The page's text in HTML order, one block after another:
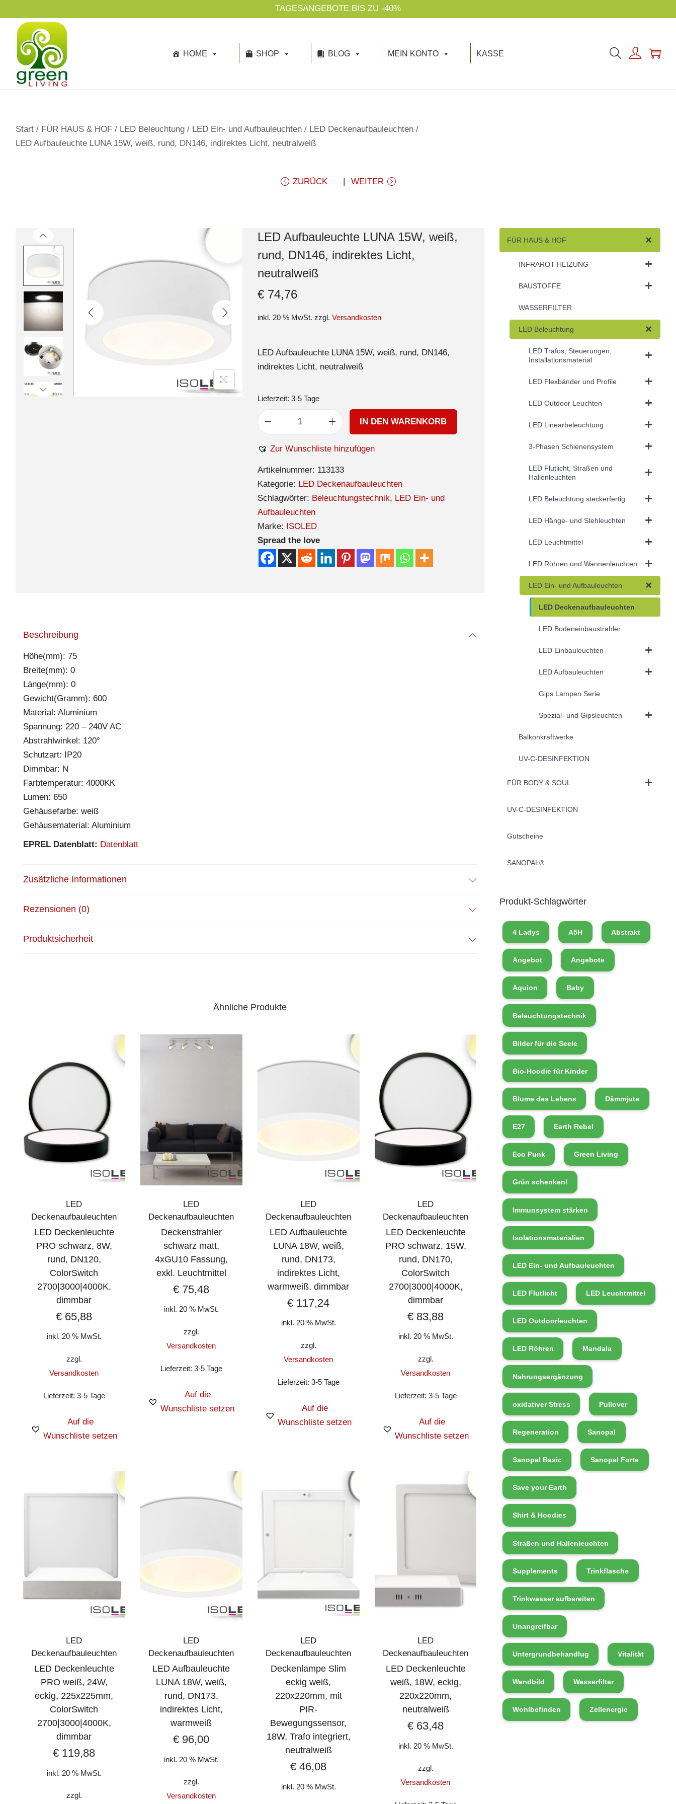
p
TAGESANGEBOTE BIS ZU -40%
HOME SHOP BLOG MEIN KONTO KASSE
Start / FÜR HAUS & HOF / LED Beleuchtung / LED Ein- und Aufbauleuchten / LED Deckenaufbauleuchten /
LED Aufbauleuchte LUNA 15W, weiß, rund, DN146, indirektes Licht, neutralweiß
ZURÜCK WEITER
LED Aufbauleuchte LUNA 15W, weiß,
rund, DN146, indirektes Licht,
neutralweiß
€74,76
inkl. 20 % MwSt. zzgl. Versandkosten
LED Aufbauleuchte LUNA 15W, weiß, rund, DN146,
indirektes Licht, neutralweiß
Lieferzeit: 3-5 Tage
IN DEN WARENKORB
Zur Wunschliste hinzufügen
Artikelnummer: 113133
Kategorie: LED Deckenaufbauleuchten
Schlagwörter: Beleuchtungstechnik, LED Ein- und
Aufbauleuchten
Marke: ISOLED
Spread the love
Beschreibung
Höhe(mm): 75
Breite(mm): 0
Länge(mm): 0
Gewicht(Gramm): 600
Material: Aluminium
Spannung: 220 – 240V AC
Abstrahlwinkel: 120°
Schutzart: IP20
Dimmbar: N
Farbtemperatur: 4000KK
Lumen: 650
Gehäusefarbe: weiß
Gehäusematerial: Aluminium
EPREL Datenblatt: Datenblatt
Zusätzliche Informationen
Rezensionen (0)
Produktsicherheit
Ähnliche Produkte
LED
Deckenaufbauleuchten
LED Deckenleuchte
PRO schwarz, 8W,
rund, DN120,
ColorSwitch
2700|3000|4000K,
dimmbar
€ 65,88
inkl. 20 % MwSt.
zzgl.
Versandkosten
Lieferzeit: 3-5 Tage
Auf die
Wunschliste setzen
LED
Deckenaufbauleuchten
Deckenstrahler
schwarz matt,
4xGU10 Fassung,
exkl. Leuchtmittel
€ 75,48
inkl. 20 % MwSt.
zzgl.
Versandkosten
Lieferzeit: 3-5 Tage
Auf die
Wunschliste setzen
LED
Deckenaufbauleuchten
LED Aufbauleuchte
LUNA 18W, weiß,
rund, DN173,
indirektes Licht,
warmweiß, dimmbar
€ 117,24
inkl. 20 % MwSt.
zzgl.
Versandkosten
Lieferzeit: 3-5 Tage
Auf die
Wunschliste setzen
LED
Deckenaufbauleuchten
LED Deckenleuchte
PRO schwarz, 15W,
rund, DN170,
ColorSwitch
2700|3000|4000K,
dimmbar
€ 83,88
inkl. 20 % MwSt.
zzgl.
Versandkosten
Lieferzeit: 3-5 Tage
Auf die
Wunschliste setzen
LED
Deckenaufbauleuchten
LED Deckenleuchte
PRO weiß, 24W,
eckig, 225x225mm,
ColorSwitch
2700|3000|4000K,
dimmbar
€ 119,88
inkl. 20 % MwSt.
zzgl.
LED
Deckenaufbauleuchten
LED Aufbauleuchte
LUNA 18W, weiß,
rund, DN173,
indirektes Licht,
warmweiß
€ 96,00
inkl. 20 % MwSt.
zzgl.
Versandkosten
LED
Deckenaufbauleuchten
Deckenlampe Slim
eckig weiß,
220x220mm, mit
PIR-
Bewegungssensor,
18W, Trafo integriert,
neutralweiß
€ 46,08
inkl. 20 % MwSt.
LED
Deckenaufbauleuchten
LED Deckenleuchte
weiß, 18W, eckig,
220x220mm,
neutralweiß
€ 63,48
inkl. 20 % MwSt.
zzgl.
Versandkosten
FÜR HAUS & HOF
INFRAROT-HEIZUNG
BAUSTOFFE
WASSERFILTER
LED Beleuchtung
LED Trafos, Steuerungen,
Installationsmaterial
LED Flexbänder und Profile
LED Outdoor Leuchten
LED Linearbeleuchtung
3-Phasen Schienensystem
LED Flutlicht, Straßen und
Hallenleuchten
LED Beleuchtung steckerfertig
LED Hänge- und Stehleuchten
LED Leuchtmittel
LED Röhren und Wannenleuchten
LED Ein- und Aufbauleuchten
LED Deckenaufbauleuchten
LED Bodeneinbaustrahler
LED Einbauleuchten
LED Aufbauleuchten
Gips Lampen Serie
Spezial- und Gipsleuchten
Balkonkraftwerke
UV-C-DESINFEKTION
FÜR BODY & SOUL
UV-C-DESINFEKTION
Gutscheine
SANOPAL®
Produkt-Schlagwörter
4 Ladys A5H Abstrakt
Angebot Angebote
Aquion Baby
Beleuchtungstechnik
Bilder für die Seele
Bio-Hoodie für Kinder
Blume des Lebens Dämmjute
E27 Earth Rebel
Eco Punk Green Living
Grün schenken!
Immunsystem stärken
Isolationsmaterialien
LED Ein- und Aufbauleuchten
LED Flutlicht LED Leuchtmittel
LED Outdoorleuchten
LED Röhren Mandala
Nahrungsergänzung
oxidativer Stress Pullover
Regeneration Sanopal
Sanopal Basic Sanopal Forte
Save your Earth
Shirt & Hoodies
Straßen und Hallenleuchten
Supplements Trinkflasche
Trinkwasser aufbereiten
Unangreifbar
Untergrundbehandlug Vitalität
Wandbild Wasserfilter
Wohlbefinden Zellenergie